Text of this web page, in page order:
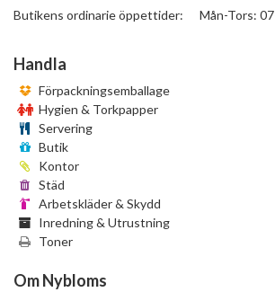
Butikens ordinarie öppettider: Mån-Tors:
Handla
Förpackningsemballage
Hygien & Torkpapper
Servering
Butik
Kontor
Städ
Arbetskläder & Skydd
Inredning & Utrustning
Toner
Om Nybloms